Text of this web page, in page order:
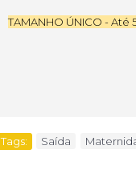
TAMANHO ÚNICO - Até
Tags: Saída